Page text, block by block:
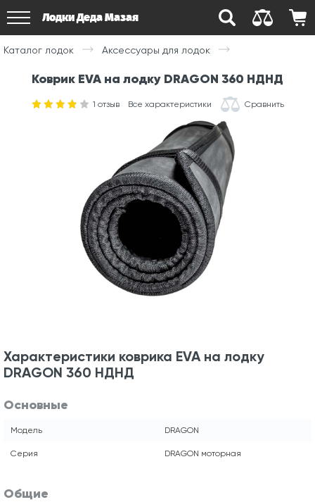
Лодки Деда Мазая
Каталог лодок Аксессуары для лодок
Коврик EVA на лодку DRAGON 360 НДНД
1 отзыв Все характеристики Сравнить
Характеристики коврика EVA на лодку
DRAGON 360 НДНД
Основные
Модель DRAGON
Серия DRAGON моторная
Общие